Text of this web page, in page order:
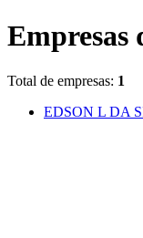
Empresas
Total de empresas: 1
EDSON L DA